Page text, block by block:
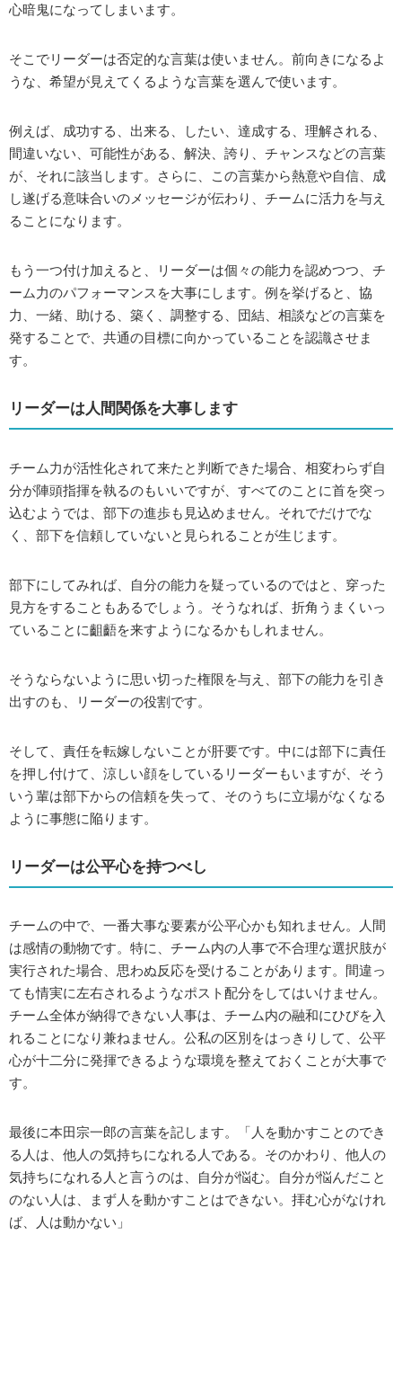
心暗鬼になってしまいます。
そこでリーダーは否定的な言葉は使いません。前向きになるよ
うな、希望が見えてくるような言葉を選んで使います。
例えば、成功する、出来る、したい、達成する、理解される、
間違いない、可能性がある、解決、誇り、チャンスなどの言葉
が、それに該当します。さらに、この言葉から熱意や自信、成
し遂げる意味合いのメッセージが伝わり、チームに活力を与え
ることになります。
もう一つ付け加えると、リーダーは個々の能力を認めつつ、チ
ーム力のパフォーマンスを大事にします。例を挙げると、協
力、一緒、助ける、築く、調整する、団結、相談などの言葉を
発することで、共通の目標に向かっていることを認識させま
す。
リーダーは人間関係を大事します
チーム力が活性化されて来たと判断できた場合、相変わらず自
分が陣頭指揮を執るのもいいですが、すべてのことに首を突っ
込むようでは、部下の進歩も見込めません。それでだけでな
く、部下を信頼していないと見られることが生じます。
部下にしてみれば、自分の能力を疑っているのではと、穿った
見方をすることもあるでしょう。そうなれば、折角うまくいっ
ていることに齟齬を来すようになるかもしれません。
そうならないように思い切った権限を与え、部下の能力を引き
出すのも、リーダーの役割です。
そして、責任を転嫁しないことが肝要です。中には部下に責任
を押し付けて、涼しい顔をしているリーダーもいますが、そう
いう輩は部下からの信頼を失って、そのうちに立場がなくなる
ように事態に陥ります。
リーダーは公平心を持つべし
チームの中で、一番大事な要素が公平心かも知れません。人間
は感情の動物です。特に、チーム内の人事で不合理な選択肢が
実行された場合、思わぬ反応を受けることがあります。間違っ
ても情実に左右されるようなポスト配分をしてはいけません。
チーム全体が納得できない人事は、チーム内の融和にひびを入
れることになり兼ねません。公私の区別をはっきりして、公平
心が十二分に発揮できるような環境を整えておくことが大事で
す。
最後に本田宗一郎の言葉を記します。「人を動かすことのでき
る人は、他人の気持ちになれる人である。そのかわり、他人の
気持ちになれる人と言うのは、自分が悩む。自分が悩んだこと
のない人は、まず人を動かすことはできない。拝む心がなけれ
ば、人は動かない」